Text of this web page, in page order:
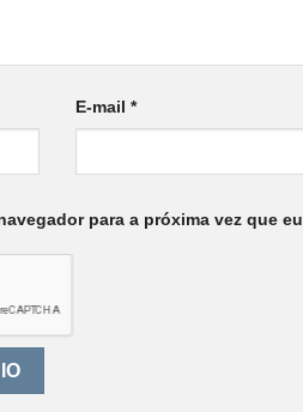
E-mail*
para a próxima vez que